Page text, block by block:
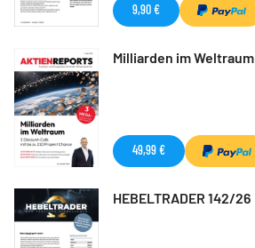
9,90 €
Milliarden im Weltraum
49,99 €
HEBELTRADER 142/26